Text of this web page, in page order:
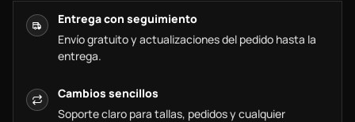
Entrega con seguimiento
Envío gratuito y actualizaciones del pedido hasta la
entrega.
Cambios sencillos
Soporte claro para tallas, pedidos y cualquier